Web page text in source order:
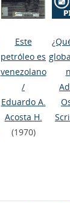
Este
petróleo es
venezolano
/
Eduardo A.
Acosta H.
(1970)